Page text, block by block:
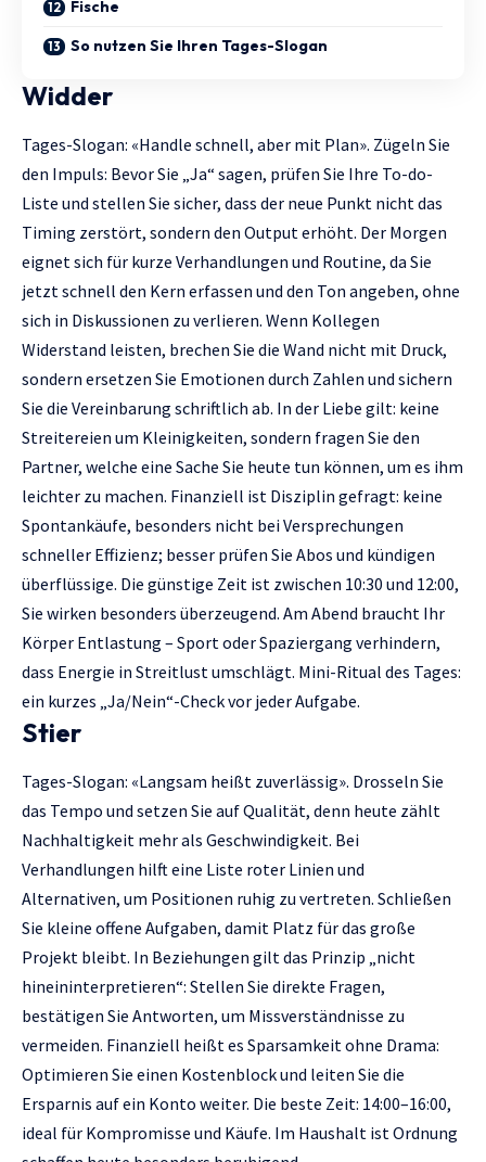
Fische
So nutzen Sie Ihren Tages-Slogan
Widder
Tages-Slogan: «Handle schnell, aber mit Plan». Zügeln Sie
den Impuls: Bevor Sie „Ja“ sagen, prüfen Sie Ihre To-do-
Liste und stellen Sie sicher, dass der neue Punkt nicht das
Timing zerstört, sondern den Output erhöht. Der Morgen
eignet sich für kurze Verhandlungen und Routine, da Sie
jetzt schnell den Kern erfassen und den Ton angeben, ohne
sich in Diskussionen zu verlieren. Wenn Kollegen
Widerstand leisten, brechen Sie die Wand nicht mit Druck,
sondern ersetzen Sie Emotionen durch Zahlen und sichern
Sie die Vereinbarung schriftlich ab. In der Liebe gilt: keine
Streitereien um Kleinigkeiten, sondern fragen Sie den
Partner, welche eine Sache Sie heute tun können, um es ihm
leichter zu machen. Finanziell ist Disziplin gefragt: keine
Spontankäufe, besonders nicht bei Versprechungen
schneller Effizienz; besser prüfen Sie Abos und kündigen
überflüssige. Die günstige Zeit ist zwischen 10:30 und 12:00,
Sie wirken besonders überzeugend. Am Abend braucht Ihr
Körper Entlastung – Sport oder Spaziergang verhindern,
dass Energie in Streitlust umschlägt. Mini-Ritual des Tages:
ein kurzes „Ja/Nein“-Check vor jeder Aufgabe.
Stier
Tages-Slogan: «Langsam heißt zuverlässig». Drosseln Sie
das Tempo und setzen Sie auf Qualität, denn heute zählt
Nachhaltigkeit mehr als Geschwindigkeit. Bei
Verhandlungen hilft eine Liste roter Linien und
Alternativen, um Positionen ruhig zu vertreten. Schließen
Sie kleine offene Aufgaben, damit Platz für das große
Projekt bleibt. In Beziehungen gilt das Prinzip „nicht
hineininterpretieren“: Stellen Sie direkte Fragen,
bestätigen Sie Antworten, um Missverständnisse zu
vermeiden. Finanziell heißt es Sparsamkeit ohne Drama:
Optimieren Sie einen Kostenblock und leiten Sie die
Ersparnis auf ein Konto weiter. Die beste Zeit: 14:00–16:00,
ideal für Kompromisse und Käufe. Im Haushalt ist Ordnung